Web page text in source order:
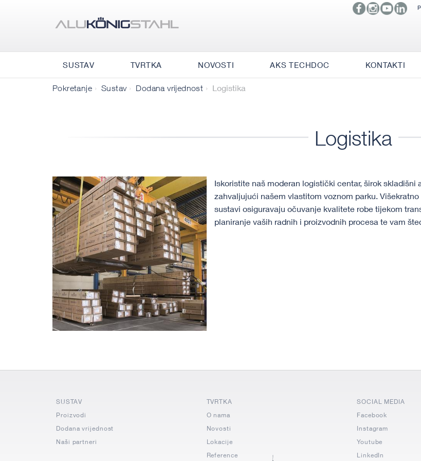
SUSTAV TVRTKA NOVOSTI AKS TECHDOC KONTAKTI
Pokretanje Sustav Dodana vrijednost Logistika
Logistika
​​Iskoristite naš moderan logistički centar, širok
zahvaljujući našem vlastitom voznom parku.
sustavi osiguravaju očuvanje kvalitete robe tijekom
planiranje vaših radnih i proizvodnih procesa te vam
SUSTAV
Proizvodi
Dodana vrijednost
Naši partneri
TVRTKA
O nama
Novosti
Lokacije
Reference
SOCIAL MEDIA
Facebook
Instagram
Youtube
LinkedIn